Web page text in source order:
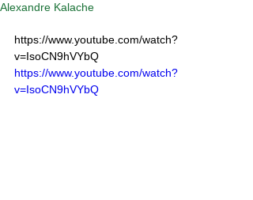
Alexandre Kalache
https://www.youtube.com/watch?
v=IsoCN9hVYbQ
https://www.youtube.com/watch?
v=IsoCN9hVYbQ